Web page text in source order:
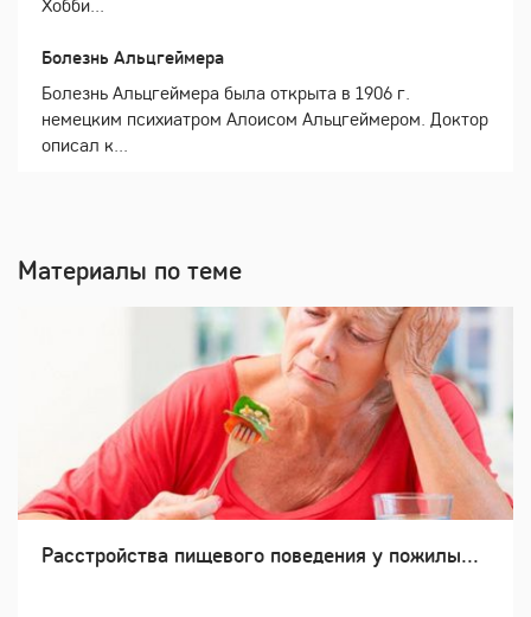
Болезнь Альцгеймера
Болезнь Альцгеймера была открыта в 1906 г.
немецким психиатром Алоисом Альцгеймером. Доктор
описал к...
Материалы по теме
Расстройства пищевого поведения у пожилы...